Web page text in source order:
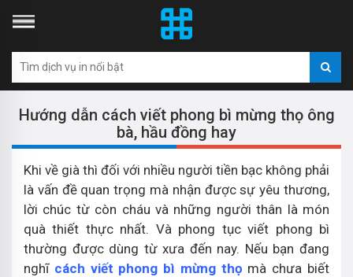
Hướng dẫn cách viết phong bì mừng thọ ông
bà, hầu đồng hay
Khi về già thì đối với nhiều người tiền bạc không phải
là vấn đề quan trọng mà nhận được sự yêu thương,
lời chúc từ còn cháu và những người thân là món
quà thiết thực nhất. Và phong tục viết phong bì
thường được dùng từ xưa đến nay. Nếu bạn đang
nghĩ cách viết phong bì mừng thọ mà chưa biết